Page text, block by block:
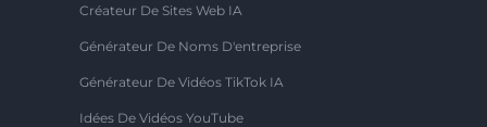
Créateur De Sites Web IA
Générateur De Noms D'entreprise
Générateur De Vidéos TikTok IA
Idées De Vidéos YouTube